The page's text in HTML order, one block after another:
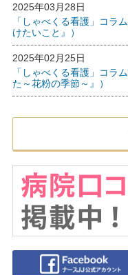
2025年03月28日
「しゃべくる看護」コラ
けたいこと』）
2025年02月25日
「しゃべくる看護」コラ
た～花粉の季節～』）